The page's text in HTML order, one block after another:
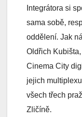
Integrátora si
sama sobě,
oddělení. Jak
Oldřich
Cinema City
jejich
všech třech
Zličíně.